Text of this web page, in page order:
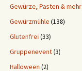
Gewürze, Pasten & mehr
Gewürzmühle (138)
Glutenfrei (33)
Gruppenevent(3)
Halloween (2)